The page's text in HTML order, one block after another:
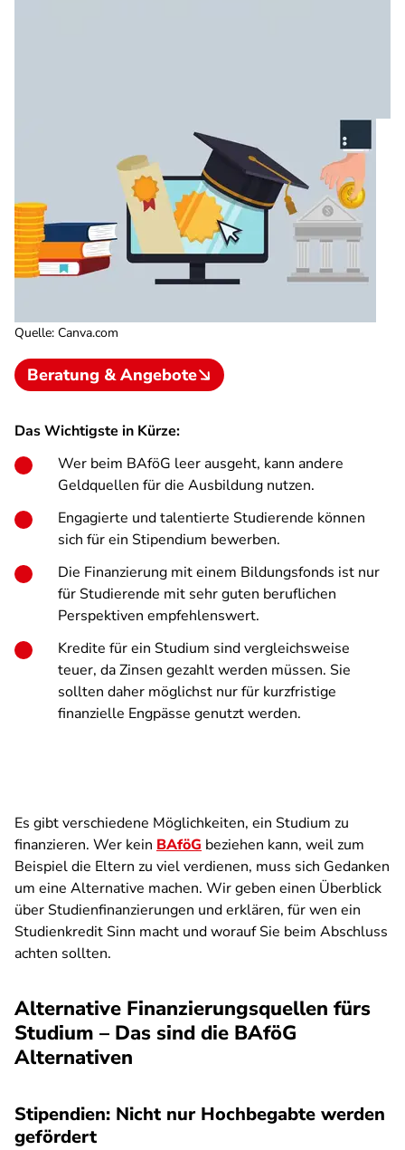
Quelle: Canva.com
Beratung & Angebote
Das Wichtigste in Kürze:
Wer beim BAföG leer ausgeht, kann andere
Geldquellen für die Ausbildung nutzen.
Engagierte und talentierte Studierende können
sich für ein Stipendium bewerben.
Die Finanzierung mit einem Bildungsfonds ist nur
für Studierende mit sehr guten beruflichen
Perspektiven empfehlenswert.
Kredite für ein Studium sind vergleichsweise
teuer, da Zinsen gezahlt werden müssen. Sie
sollten daher möglichst nur für kurzfristige
finanzielle Engpässe genutzt werden.
Es gibt verschiedene Möglichkeiten, ein Studium zu
finanzieren. Wer kein BAföG beziehen kann, weil zum
Beispiel die Eltern zu viel verdienen, muss sich Gedanken
um eine Alternative machen. Wir geben einen Überblick
über Studienfinanzierungen und erklären, für wen ein
Studienkredit Sinn macht und worauf Sie beim Abschluss
achten sollten.
Alternative Finanzierungsquellen fürs
Studium – Das sind die BAföG
Alternativen
Stipendien: Nicht nur Hochbegabte werden
gefördert